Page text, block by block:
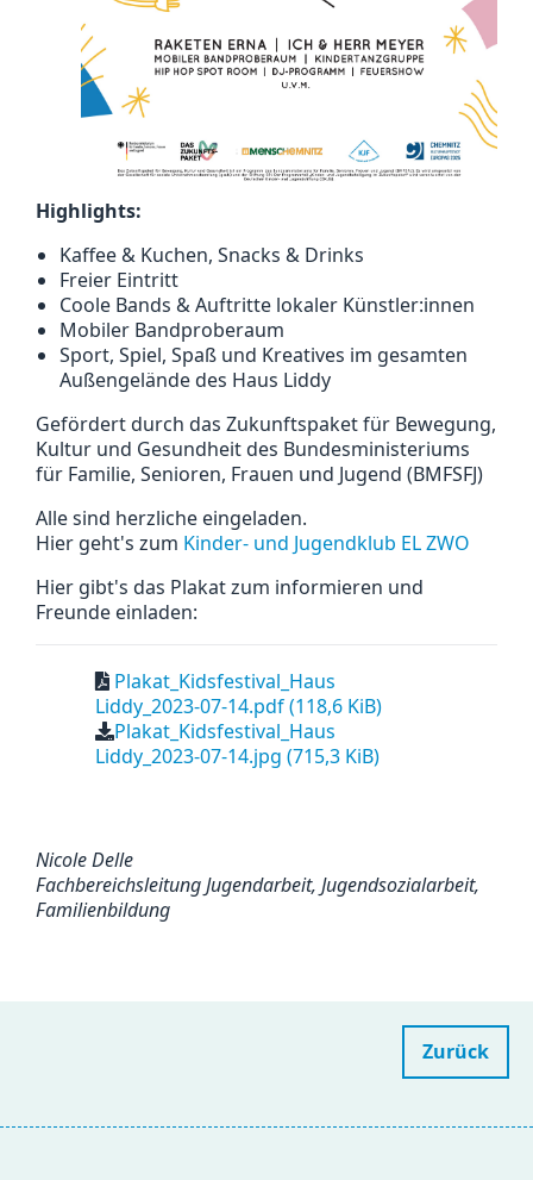
Highlights:
Kaffee & Kuchen, Snacks & Drinks
Freier Eintritt
Coole Bands & Auftritte lokaler Künstler:innen
Mobiler Bandproberaum
Sport, Spiel, Spaß und Kreatives im gesamten
Außengelände des Haus Liddy
Gefördert durch das Zukunftspaket für Bewegung,
Kultur und Gesundheit des Bundesministeriums
für Familie, Senioren, Frauen und Jugend (BMFSFJ)
Alle sind herzliche eingeladen.
Hier geht's zum Kinder- und Jugendklub EL ZWO
Hier gibt's das Plakat zum informieren und
Freunde einladen:
Plakat_Kidsfestival_Haus
Liddy_2023-07-14.pdf(118,6 KiB)
Plakat_Kidsfestival_Haus
Liddy_2023-07-14.jpg (715,3 KiB)
Nicole Delle
Fachbereichsleitung Jugendarbeit, Jugendsozialarbeit,
Familienbildung
Zurück